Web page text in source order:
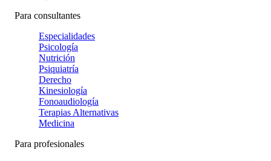
Para consultantes
Especialidades
Psicología
Nutrición
Psiquiatría
Derecho
Kinesiología
Fonoaudiología
Terapias Alternativas
Medicina
Para profesionales